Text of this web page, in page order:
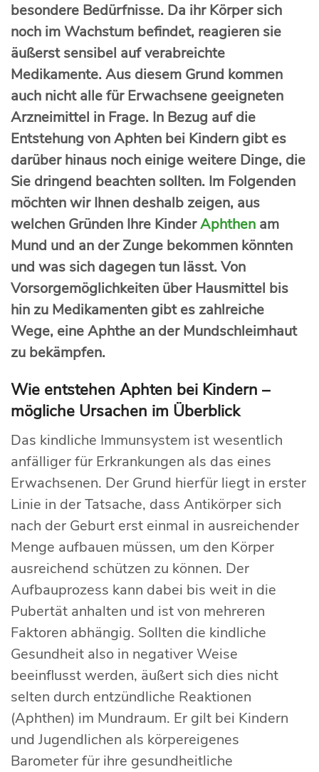
besondere Bedürfnisse. Da ihr Körper sich
noch im Wachstum befindet, reagieren sie
äußerst sensibel auf verabreichte
Medikamente. Aus diesem Grund kommen
auch nicht alle für Erwachsene geeigneten
Arzneimittel in Frage. In Bezug auf die
Entstehung von Aphten bei Kindern gibt es
darüber hinaus noch einige weitere Dinge, die
Sie dringend beachten sollten. Im Folgenden
möchten wir Ihnen deshalb zeigen, aus
welchen Gründen Ihre KinderAphthen am
Mund und an der Zunge bekommen könnten
und was sich dagegen tun lässt. Von
Vorsorgemöglichkeiten über Hausmittel bis
hin zu Medikamenten gibt es zahlreiche
Wege, eine Aphthe an der Mundschleimhaut
zu bekämpfen.
Wie entstehen Aphten bei Kindern –
mögliche Ursachen im Überblick
Das kindliche Immunsystem ist wesentlich
anfälliger für Erkrankungen als das eines
Erwachsenen. Der Grund hierfür liegt in erster
Linie in der Tatsache, dass Antikörper sich
nach der Geburt erst einmal in ausreichender
Menge aufbauen müssen, um den Körper
ausreichend schützen zu können. Der
Aufbauprozess kann dabei bis weit in die
Pubertät anhalten und ist von mehreren
Faktoren abhängig. Sollten die kindliche
Gesundheit also in negativer Weise
beeinflusst werden, äußert sich dies nicht
selten durch entzündliche Reaktionen
(Aphthen) im Mundraum. Er gilt bei Kindern
und Jugendlichen als körpereigenes
Barometer für ihre gesundheitliche